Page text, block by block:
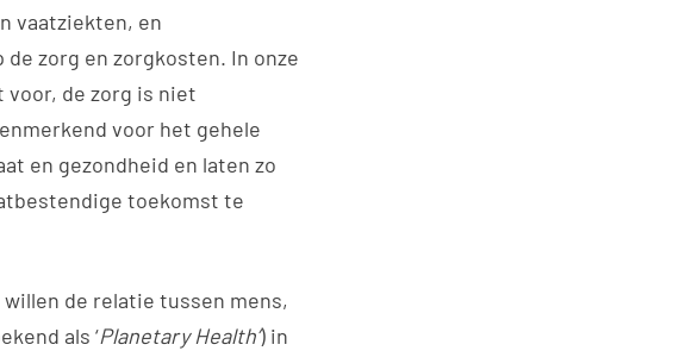
vaatziekten, en
zorg en zorgkosten. In onze
de zorg is niet
voor het gehele
en gezondheid en laten zo
toekomst te
de relatie tussen mens,
als ‘Planetary Health’) in